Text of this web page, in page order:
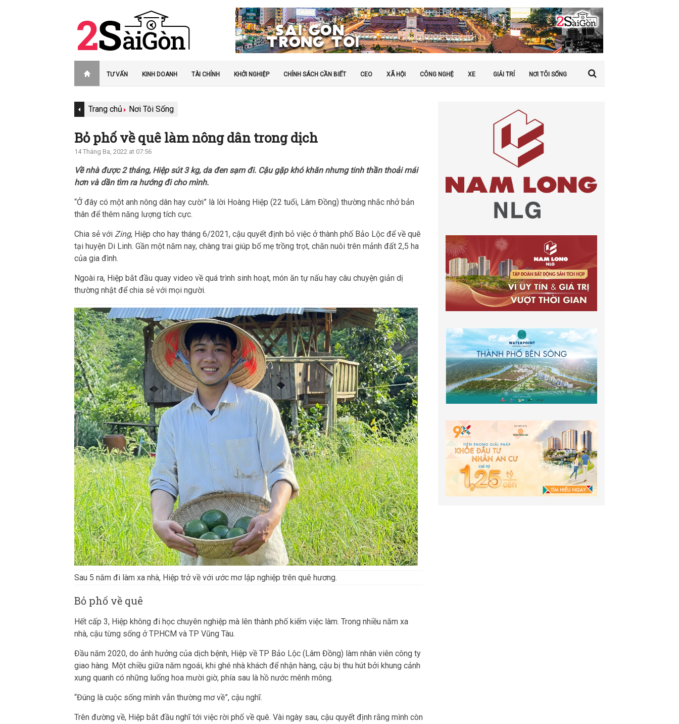
TƯ VẤN KINH DOANH TÀI CHÍNH KHỞI NGHIỆP CHÍNH SÁCH CẦN BIẾT CEO XÃ HỘI CÔNG NGHỆ XE GIẢI TRÍ NƠI TÔI SỐNG
Trang chủ Nơi Tôi Sống
Bỏ phố về quê làm nông dân trong dịch
14 Tháng Ba, 2022 at 07:56
Về nhà được 2 tháng, Hiệp sút 3 kg, da đen sạm đi. Cậu gặp khó khăn nhưng tinh thần thoải mái
hơn và dần tìm ra hướng đi cho mình.
“Ở đây có một anh nông dân hay cười” là lời Hoàng Hiệp (22 tuổi, Lâm Đồng) thường nhắc nhở bản
thân để thêm năng lượng tích cực.
Chia sẻ với Zing, Hiệp cho hay tháng 6/2021, cậu quyết định bỏ việc ở thành phố Bảo Lộc để về quê
tại huyện Di Linh. Gần một năm nay, chàng trai giúp bố mẹ trồng trọt, chăn nuôi trên mảnh đất 2,5 ha
của gia đình.
Ngoài ra, Hiệp bắt đầu quay video về quá trình sinh hoạt, món ăn tự nấu hay câu chuyện giản dị
thường nhật để chia sẻ với mọi người.
Sau 5 năm đi làm xa nhà, Hiệp trở về với ước mơ lập nghiệp trên quê hương.
Bỏ phố về quê
Hết cấp 3, Hiệp không đi học chuyên nghiệp mà lên thành phố kiếm việc làm. Trong nhiều năm xa
nhà, cậu từng sống ở TP.HCM và TP Vũng Tàu.
Đầu năm 2020, do ảnh hưởng của dịch bệnh, Hiệp về TP Bảo Lộc (Lâm Đồng) làm nhân viên công ty
giao hàng. Một chiều giữa năm ngoái, khi ghé nhà khách để nhận hàng, cậu bị thu hút bởi khung cảnh
xung quanh có những luống hoa mười giờ, phía sau là hồ nước mênh mông.
“Đúng là cuộc sống mình vẫn thường mơ về”, cậu nghĩ.
Trên đường về, Hiệp bắt đầu nghĩ tới việc rời phố về quê. Vài ngày sau, cậu quyết định rằng mình còn